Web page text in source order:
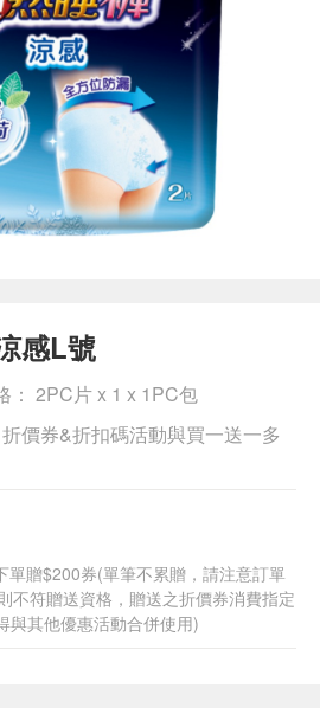
感L號
： 2PC片 x 1 x 1PC包
價券&折扣碼活動與買一送一多
單贈$200券(單筆不累贈，請注意訂單
不符贈送資格，贈送之折價券消費指定
與其他優惠活動合併使用)